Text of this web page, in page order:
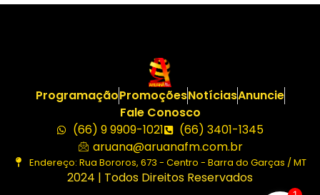
ProgramaçãoPromoçõesNotíciasAnuncie
Fale Conosco
(66) 9 9909-1021
(66) 3401-1345
aruana@aruanafm.com.br
Endereço: Rua Bororos, 673 - Centro - Barra do Garças / MT
2024 | Todos Direitos Reservados